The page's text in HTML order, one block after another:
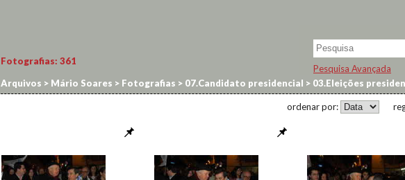
Pesquisa Avançada
Fotografias: 361
Arquivos > Mário Soares > Fotografias > 07.Candidato presidencial > 03.Eleições
ordenar por: